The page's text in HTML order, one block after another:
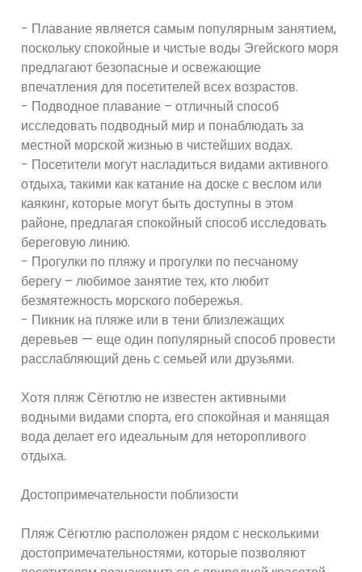
- Плавание является самым популярным занятием,
поскольку спокойные и чистые воды Эгейского моря
предлагают безопасные и освежающие
впечатления для посетителей всех возрастов.
- Подводное плавание – отличный способ
исследовать подводный мир и понаблюдать за
местной морской жизнью в чистейших водах.
- Посетители могут насладиться видами активного
отдыха, такими как катание на доске с веслом или
каякинг, которые могут быть доступны в этом
районе, предлагая спокойный способ исследовать
береговую линию.
- Прогулки по пляжу и прогулки по песчаному
берегу – любимое занятие тех, кто любит
безмятежность морского побережья.
- Пикник на пляже или в тени близлежащих
деревьев — еще один популярный способ провести
расслабляющий день с семьей или друзьями.
Хотя пляж Сёгютлю не известен активными
водными видами спорта, его спокойная и манящая
вода делает его идеальным для неторопливого
отдыха.
Достопримечательности поблизости
Пляж Сёгютлю расположен рядом с несколькими
достопримечательностями, которые позволяют